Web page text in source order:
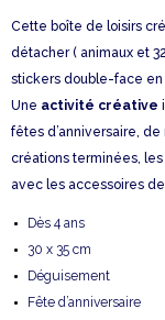
Cette boîte de loisirs
détacher ( animaux et
stickers double-face en
Une activité créative
fêtes d’anniversaire,
créations terminées, les
avec les accessoires
Dès 4 ans
30 x 35 cm
Déguisement
Fête d’anniversaire